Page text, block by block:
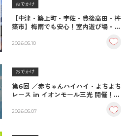
おでかけ
【中津・築上町・宇佐・豊後高田・杵
築市】梅雨でも安心！室内遊び場・子
2026.05.10
おでかけ
第6回 ／赤ちゃんハイハイ・よちよち
レース in イオンモール三光 開催！出
2026.05.07